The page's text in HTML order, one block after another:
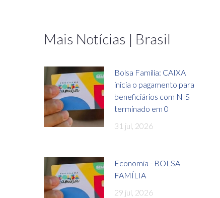
Mais Notícias | Brasil
Bolsa Família: CAIXA
inicia o pagamento para
beneficiários com NIS
terminado em 0
31 jul, 2026
Economia - BOLSA
FAMÍLIA
29 jul, 2026